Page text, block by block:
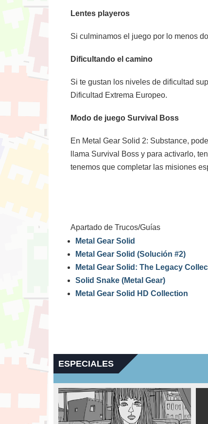
Lentes playeros
Si culminamos el juego por lo menos
Dificultando el camino
Si te gustan los niveles de dificultad
Dificultad Extrema Europeo.
Modo de juego Survival Boss
En Metal Gear Solid 2: Substance,
llama Survival Boss y para activarlo,
tenemos que completar las misiones
Apartado de Trucos/Guías
Metal Gear Solid
Metal Gear Solid (Solución #2)
Metal Gear Solid: The Legacy
Solid Snake (Metal Gear)
Metal Gear Solid HD Collection
ESPECIALES